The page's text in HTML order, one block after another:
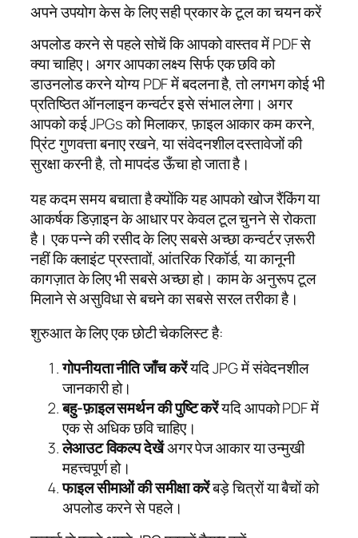
अपने उपयोग केस के लिए सही प्रकार के टूल का चयन करें
अपलोड करने से पहले सोचें कि आपको वास्तव में PDF से
क्या चाहिए। अगर आपका लक्ष्य सिर्फ एक छवि को
डाउनलोड करने योग्य PDF में बदलना है, तो लगभग कोई भी
प्रतिष्ठित ऑनलाइन कन्वर्टर इसे संभाल लेगा। अगर
आपको कई JPGs को मिलाकर, फ़ाइल आकार कम करने,
प्रिंट गुणवत्ता बनाए रखने, या संवेदनशील दस्तावेजों की
सुरक्षा करनी है, तो मापदंड ऊँचा हो जाता है।
यह कदम समय बचाता है क्योंकि यह आपको खोज रैंकिंग या
आकर्षक डिज़ाइन के आधार पर केवल टूल चुनने से रोकता
है। एक पन्ने की रसीद के लिए सबसे अच्छा कन्वर्टर ज़रूरी
नहीं कि क्लाइंट प्रस्तावों, आंतरिक रिकॉर्ड, या कानूनी
कागज़ात के लिए भी सबसे अच्छा हो। काम के अनुरूप टूल
मिलाने से असुविधा से बचने का सबसे सरल तरीका है।
शुरुआत के लिए एक छोटी चेकलिस्ट है:
गोपनीयता नीति जाँच करेंयदि JPG में संवेदनशील
जानकारी हो।
बहु-फ़ाइल समर्थन की पुष्टि करेंयदि आपको PDF में
एक से अधिक छवि चाहिए।
लेआउट विकल्प देखेंअगर पेज आकार या उन्मुखी
महत्त्वपूर्ण हो।
फाइल सीमाओं की समीक्षा करेंबड़े चित्रों या बैचों को
अपलोड करने से पहले।